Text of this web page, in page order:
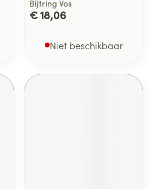
Bijtring Vos
€ 18,06
Niet beschikbaar